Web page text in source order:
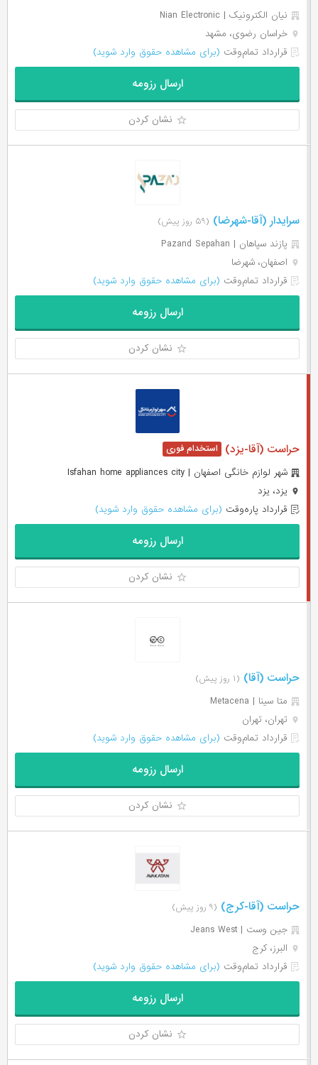
نيان الكترونيک | Nian Electronic
خراسان رضوی، مشهد
قرارداد تمام‌وقت (برای مشاهده حقوق وارد شوید)
ارسال رزومه
نشان کردن
سرایدار (آقا-شهرضا) (۵۹ روز پیش)
پازند سپاهان | Pazand Sepahan
اصفهان، شهرضا
قرارداد تمام‌وقت (برای مشاهده حقوق وارد شوید)
ارسال رزومه
نشان کردن
حراست (آقا-یزد)
شهر لوازم خانگی اصفهان | Isfahan home appliances city
یزد، یزد
قرارداد پاره‌وقت (برای مشاهده حقوق وارد شوید)
ارسال رزومه
نشان کردن
حراست (آقا) (۱ روز پیش)
متا سینا | Metacena
تهران، تهران
قرارداد تمام‌وقت (برای مشاهده حقوق وارد شوید)
ارسال رزومه
نشان کردن
حراست (آقا-کرج) (۹ روز پیش)
جین وست | Jeans West
البرز، کرج
قرارداد تمام‌وقت (برای مشاهده حقوق وارد شوید)
ارسال رزومه
نشان کردن